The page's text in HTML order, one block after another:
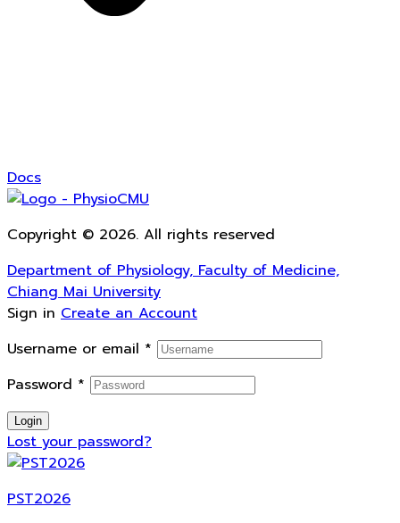
Docs
Copyright © 2026. All rights reserved
Department of Physiology, Faculty of Medicine,
Chiang Mai University
Sign in Create an Account
Username or email *
Password *
Login
Lost your password?
PST2026